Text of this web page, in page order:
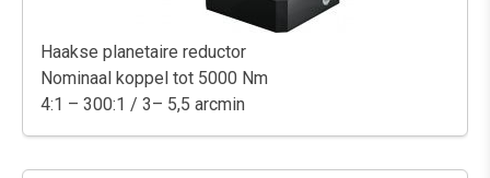
Haakse planetaire reductor
Nominaal koppel tot 5000 Nm
4:1 – 300:1 / 3– 5,5 arcmin